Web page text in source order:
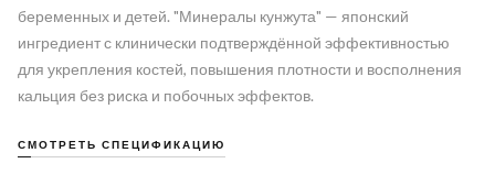
беременных и детей. "Минералы кунжута" — японский
ингредиент с клинически подтверждённой эффективностью
для укрепления костей, повышения плотности и восполнения
кальция без риска и побочных эффектов.
СМОТРЕТЬ СПЕЦИФИКАЦИЮ